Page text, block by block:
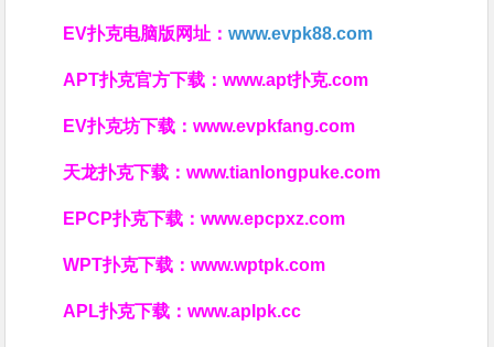
EV扑克电脑版网址：www.evpk88.com
APT扑克官方下载：www.apt扑克.com
EV扑克坊下载：www.evpkfang.com
天龙扑克下载：www.tianlongpuke.com
EPCP扑克下载：www.epcpxz.com
WPT扑克下载：www.wptpk.com
APL扑克下载：www.aplpk.cc